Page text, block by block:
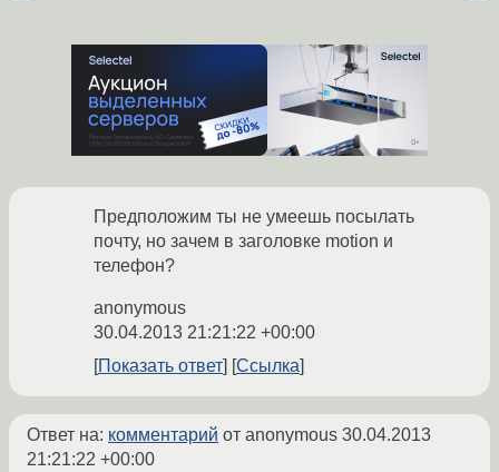
Предположим ты не умеешь посылать
почту, но зачем в заголовке motion и
телефон?
anonymous
30.04.2013 21:21:22 +00:00
Показать ответ
Ссылка
Ответ на: комментарий от anonymous 30.04.2013
21:21:22 +00:00